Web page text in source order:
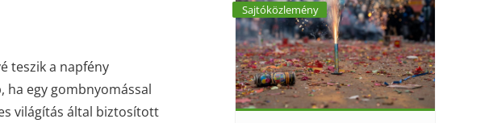
teszik a napfény
egy gombnyomással
világítás által biztosított
Sajtóközlemény